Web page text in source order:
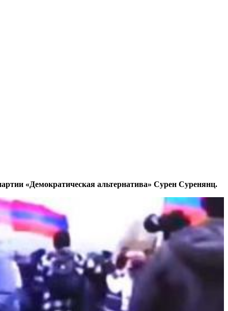
«Демократическая альтернатива» Сурен Суренянц.